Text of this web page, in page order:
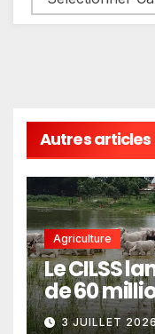
Autres articles
Agriculture
Le CILSS
de 60
3 JUILLET